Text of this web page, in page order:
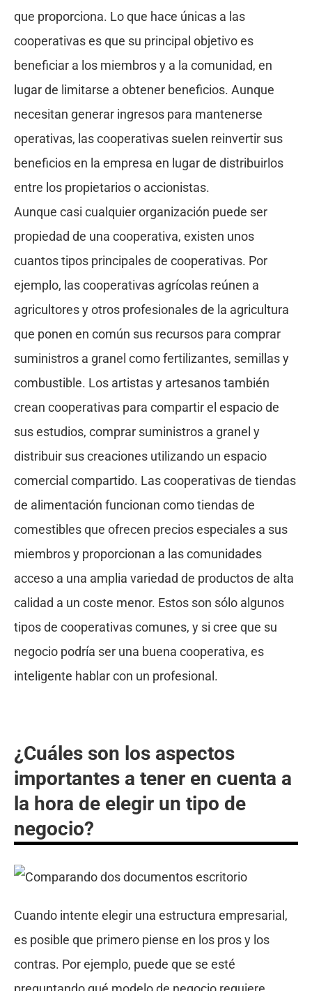
que proporciona. Lo que hace únicas a las
cooperativas es que su principal objetivo es
beneficiar a los miembros y a la comunidad, en
lugar de limitarse a obtener beneficios. Aunque
necesitan generar ingresos para mantenerse
operativas, las cooperativas suelen reinvertir sus
beneficios en la empresa en lugar de distribuirlos
entre los propietarios o accionistas.
Aunque casi cualquier organización puede ser
propiedad de una cooperativa, existen unos
cuantos tipos principales de cooperativas. Por
ejemplo, las cooperativas agrícolas reúnen a
agricultores y otros profesionales de la agricultura
que ponen en común sus recursos para comprar
suministros a granel como fertilizantes, semillas y
combustible. Los artistas y artesanos también
crean cooperativas para compartir el espacio de
sus estudios, comprar suministros a granel y
distribuir sus creaciones utilizando un espacio
comercial compartido. Las cooperativas de tiendas
de alimentación funcionan como tiendas de
comestibles que ofrecen precios especiales a sus
miembros y proporcionan a las comunidades
acceso a una amplia variedad de productos de alta
calidad a un coste menor. Estos son sólo algunos
tipos de cooperativas comunes, y si cree que su
negocio podría ser una buena cooperativa, es
inteligente hablar con un profesional.
¿Cuáles son los aspectos
importantes a tener en cuenta a
la hora de elegir un tipo de
negocio?
Cuando intente elegir una estructura empresarial,
es posible que primero piense en los pros y los
contras. Por ejemplo, puede que se esté